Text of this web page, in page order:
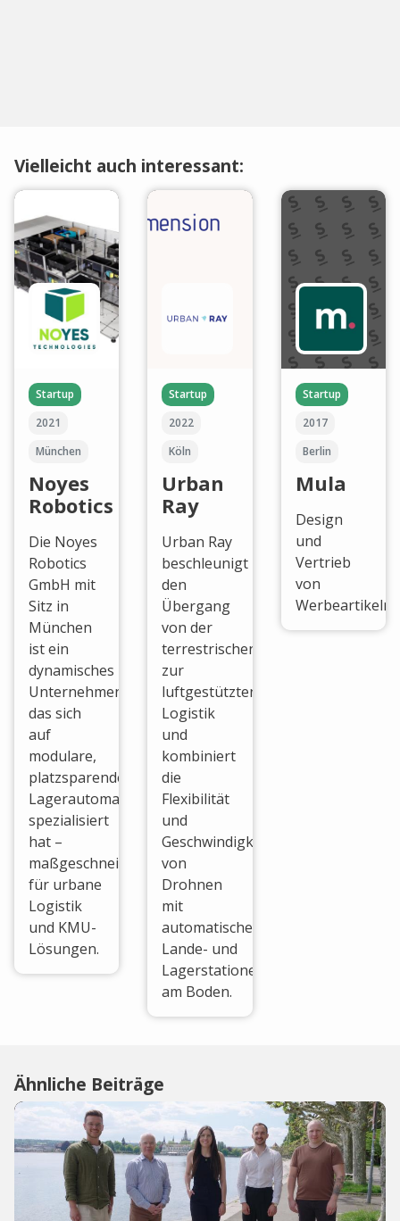
Vielleicht auch interessant:
Startup
2021
München
Noyes
Robotics
Die Noyes
Robotics
GmbH mit
Sitz in
München
ist ein
dynamisches
Unternehmen,
das sich
auf
modulare,
platzsparende
Lagerautomatisierungssysteme
spezialisiert
hat –
maßgeschneidert
für urbane
Logistik
und KMU-
Lösungen.
Startup
2022
Köln
Urban
Ray
Urban Ray
beschleunigt
den
Übergang
von der
terrestrischen
zur
luftgestützten
Logistik
und
kombiniert
die
Flexibilität
und
Geschwindigkeit
von
Drohnen
mit
automatischen
Lande- und
Lagerstationen
am Boden.
Startup
2017
Berlin
Mula
Design
und
Vertrieb
von
Werbeartikeln.
Ähnliche Beiträge